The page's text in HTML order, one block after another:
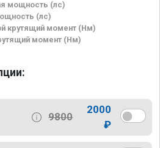
мощность (лс)
(лс)
крутящий момент (Нм)
момент (Нм)
9800
2000
₽